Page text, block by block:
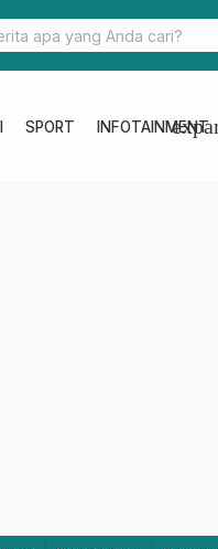
Cek Tarif Baru QRIS
SPORT INFOTAINMENT